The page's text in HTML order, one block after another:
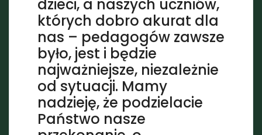
dzieci, a naszych uczniów,
których dobro akurat dla
nas – pedagogów zawsze
było, jest i będzie
najważniejsze, niezależnie
od sytuacji. Mamy
nadzieję, że podzielacie
Państwo nasze